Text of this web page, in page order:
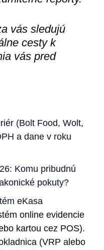
vás sledujú
cesty k
vás pred
(Bolt Food, Wolt,
a dane v roku
Komu pribudnú
pokuty?
eKasa
online evidencie
kartou cez POS).
(VRP alebo